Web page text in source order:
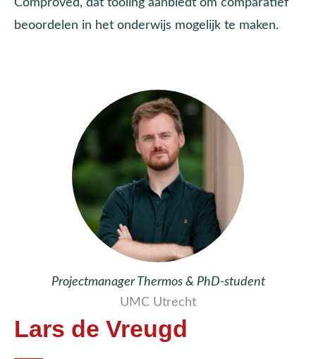
beoordelen in het onderwijs mogelijk te maken.
Projectmanager Thermos & PhD-student
UMC Utrecht
Lars de Vreugd